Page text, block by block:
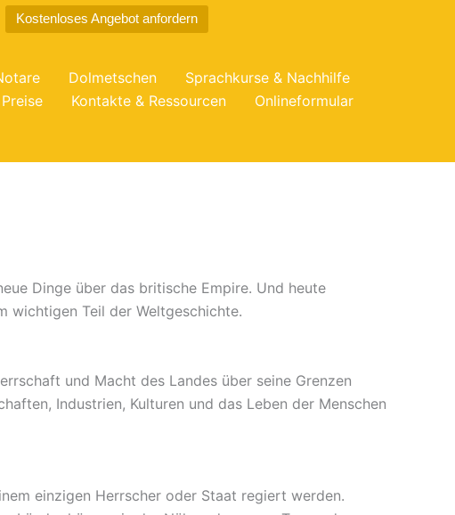
Kostenloses Angebot anfordern
Dolmetschen
Sprachkurse & Nachhilfe
Preise Kontakte & Ressourcen
Onlineformular
Dinge über das britische Empire. Und heute
wichtigen Teil der Weltgeschichte.
und Macht des Landes über seine Grenzen
Industrien, Kulturen und das Leben der Menschen
einzigen Herrscher oder Staat regiert werden.